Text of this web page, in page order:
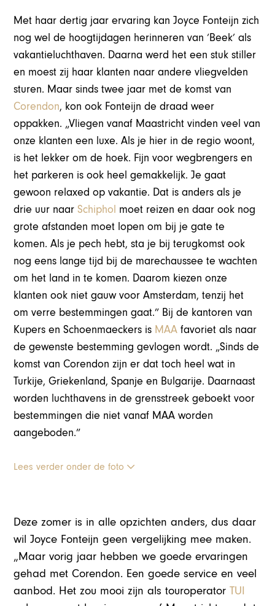
Met haar dertig jaar ervaring kan Joyce Fonteijn zich
nog wel de hoogtijdagen herinneren van ‘Beek’ als
vakantieluchthaven. Daarna werd het een stuk stiller
en moest zij haar klanten naar andere vliegvelden
sturen. Maar sinds twee jaar met de komst van
Corendon, kon ook Fonteijn de draad weer
oppakken. „Vliegen vanaf Maastricht vinden veel van
onze klanten een luxe. Als je hier in de regio woont,
is het lekker om de hoek. Fijn voor wegbrengers en
het parkeren is ook heel gemakkelijk. Je gaat
gewoon relaxed op vakantie. Dat is anders als je
drie uur naarSchiphol moet reizen en daar ook nog
grote afstanden moet lopen om bij je gate te
komen. Als je pech hebt, sta je bij terugkomst ook
nog eens lange tijd bij de marechaussee te wachten
om het land in te komen. Daarom kiezen onze
klanten ook niet gauw voor Amsterdam, tenzij het
om verre bestemmingen gaat.” Bij de kantoren van
Kupers en Schoenmaeckers is MAA favoriet als naar
de gewenste bestemming gevlogen wordt. „Sinds de
komst van Corendon zijn er dat toch heel wat in
Turkije, Griekenland, Spanje en Bulgarije. Daarnaast
worden luchthavens in de grensstreek geboekt voor
bestemmingen die niet vanaf MAA worden
aangeboden.”
Lees verder onder de foto
Deze zomer is in alle opzichten anders, dus daar
wil Joyce Fonteijn geen vergelijking mee maken.
„Maar vorig jaar hebben we goede ervaringen
gehad met Corendon. Een goede service en veel
aanbod. Het zou mooi zijn als touroperatorTUI